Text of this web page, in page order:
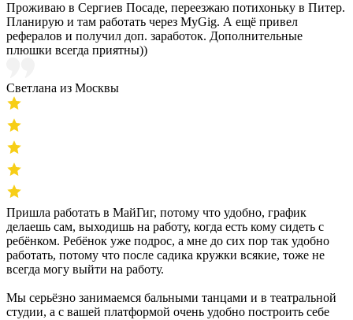
Проживаю в Сергиев Посаде, переезжаю потихоньку в Питер.
Планирую и там работать через MyGig. А ещё привел
рефералов и получил доп. заработок. Дополнительные
плюшки всегда приятны))
Светлана из Москвы
Пришла работать в МайГиг, потому что удобно, график
делаешь сам, выходишь на работу, когда есть кому сидеть с
ребёнком. Ребёнок уже подрос, а мне до сих пор так удобно
работать, потому что после садика кружки всякие, тоже не
всегда могу выйти на работу.
Мы серьёзно занимаемся бальными танцами и в театральной
студии, а с вашей платформой очень удобно построить себе